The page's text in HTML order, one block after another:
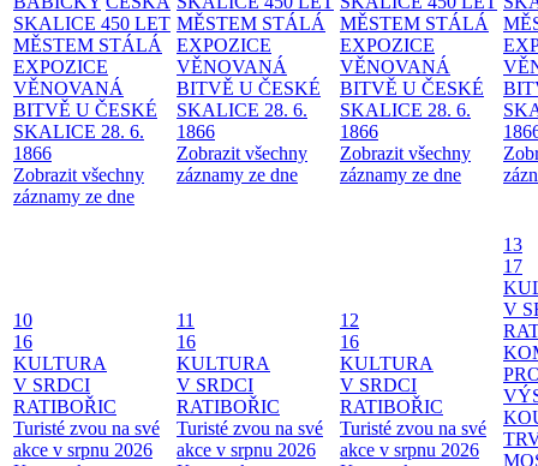
SKALICE 450 LET
MĚSTEM STÁLÁ
EXPOZICE
VĚNOVANÁ
BITVĚ U ČESKÉ
SKALICE 28. 6.
1866
Zobrazit všechny
záznamy ze dne
MĚSTEM STÁLÁ
EXPOZICE
VĚNOVANÁ
BITVĚ U ČESKÉ
SKALICE 28. 6.
1866
Zobrazit všechny
záznamy ze dne
MĚSTEM STÁLÁ
EXPOZICE
VĚNOVANÁ
BITVĚ U ČESKÉ
SKALICE 28. 6.
1866
Zobrazit všechny
záznamy ze dne
10
16
KULTURA
V SRDCI
RATIBOŘIC
Turisté zvou na své
akce v srpnu 2026
11
16
KULTURA
V SRDCI
RATIBOŘIC
Turisté zvou na své
akce v srpnu 2026
12
16
KULTURA
V SRDCI
RATIBOŘIC
Turisté zvou na své
akce v srpnu 2026
13
17
V